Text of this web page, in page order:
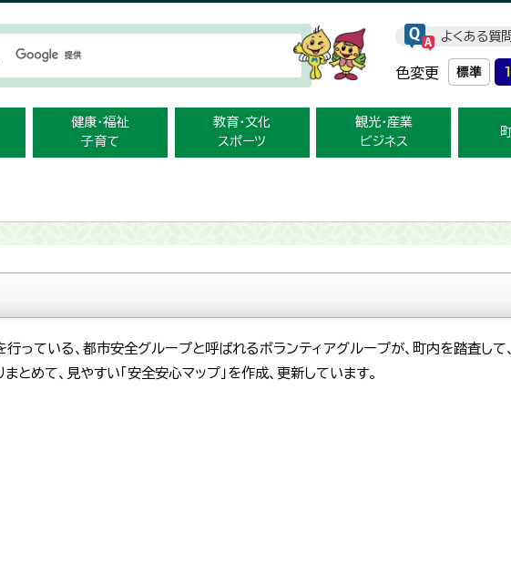
よくある質問
色変更
健康・福祉
子育て
教育・文化
スポーツ
観光・産業
ビジネス
っている、都市安全グループと呼ばれるボランティアグループが、町内を踏査して
めて、見やすい「安全安心マップ」を作成、更新しています。